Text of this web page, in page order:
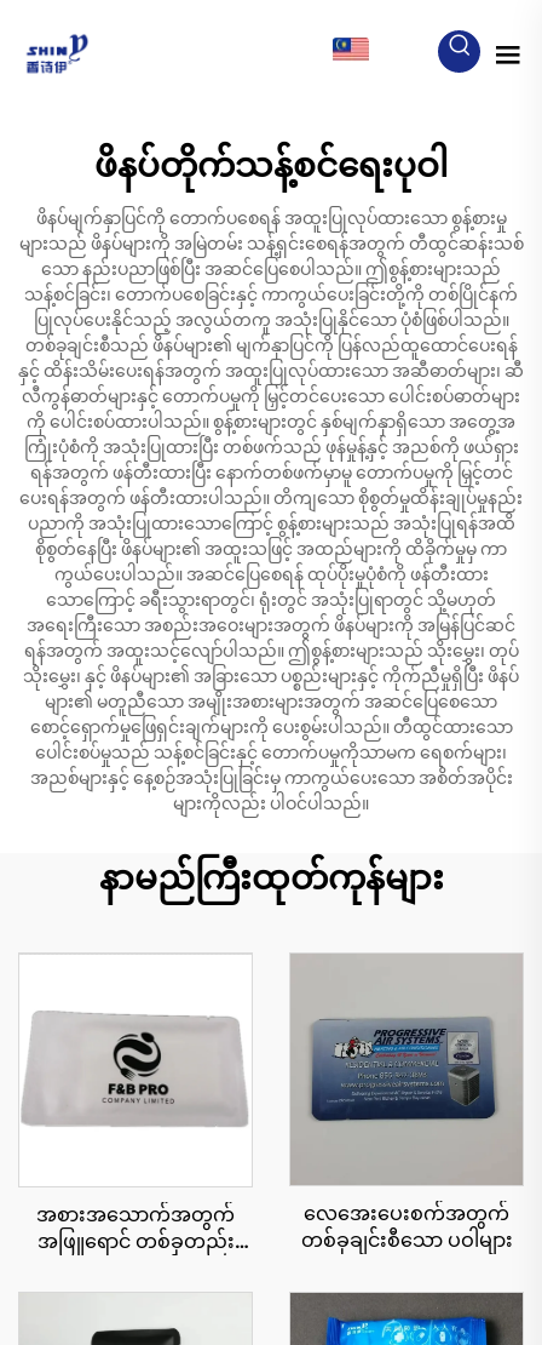
ဖိနပ်တိုက်သန့်စင်ရေးပုဝါ
ဖိနပ်မျက်နှာပြင်ကို တောက်ပစေရန် အထူးပြုလုပ်ထားသော စွန့်စားမှု
များသည် ဖိနပ်များကို အမြဲတမ်း သန့်ရှင်းစေရန်အတွက် တီထွင်ဆန်းသစ်
သော နည်းပညာဖြစ်ပြီး အဆင်ပြေစေပါသည်။ ဤစွန့်စားများသည်
သန့်စင်ခြင်း၊ တောက်ပစေခြင်းနှင့် ကာကွယ်ပေးခြင်းတို့ကို တစ်ပြိုင်နက်
ပြုလုပ်ပေးနိုင်သည့် အလွယ်တကူ အသုံးပြုနိုင်သော ပုံစံဖြစ်ပါသည်။
တစ်ခုချင်းစီသည် ဖိနပ်များ၏ မျက်နှာပြင်ကို ပြန်လည်ထူထောင်ပေးရန်
နှင့် ထိန်းသိမ်းပေးရန်အတွက် အထူးပြုလုပ်ထားသော အဆီဓာတ်များ၊ ဆီ
လီကွန်ဓာတ်များနှင့် တောက်ပမှုကို မြှင့်တင်ပေးသော ပေါင်းစပ်ဓာတ်များ
ကို ပေါင်းစပ်ထားပါသည်။ စွန့်စားများတွင် နှစ်မျက်နှာရှိသော အတွေ့အ
ကြုံးပုံစံကို အသုံးပြုထားပြီး တစ်ဖက်သည် ဖုန်မှုန့်နှင့် အညစ်ကို ဖယ်ရှား
ရန်အတွက် ဖန်တီးထားပြီး နောက်တစ်ဖက်မှာမူ တောက်ပမှုကို မြှင့်တင်
ပေးရန်အတွက် ဖန်တီးထားပါသည်။ တိကျသော စိုစွတ်မှုထိန်းချုပ်မှုနည်း
ပညာကို အသုံးပြုထားသောကြောင့် စွန့်စားများသည် အသုံးပြုရန်အထိ
စိုစွတ်နေပြီး ဖိနပ်များ၏ အထူးသဖြင့် အထည်များကို ထိခိုက်မှုမှ ကာ
ကွယ်ပေးပါသည်။ အဆင်ပြေစေရန် ထုပ်ပိုးမှုပုံစံကို ဖန်တီးထား
သောကြောင့် ခရီးသွားရာတွင်၊ ရုံးတွင် အသုံးပြုရာတွင် သို့မဟုတ်
အရေးကြီးသော အစည်းအဝေးများအတွက် ဖိနပ်များကို အမြန်ပြင်ဆင်
ရန်အတွက် အထူးသင့်လျော်ပါသည်။ ဤစွန့်စားများသည် သိုးမွှေး၊ တုပ်
သိုးမွှေး၊ နှင့် ဖိနပ်များ၏ အခြားသော ပစ္စည်းများနှင့် ကိုက်ညီမှုရှိပြီး ဖိနပ်
များ၏ မတူညီသော အမျိုးအစားများအတွက် အဆင်ပြေစေသော
စောင့်ရှောက်မှုဖြေရှင်းချက်များကို ပေးစွမ်းပါသည်။ တီထွင်ထားသော
ပေါင်းစပ်မှုသည် သန့်စင်ခြင်းနှင့် တောက်ပမှုကိုသာမက ရေစက်များ၊
အညစ်များနှင့် နေ့စဉ်အသုံးပြုခြင်းမှ ကာကွယ်ပေးသော အစိတ်အပိုင်း
များကိုလည်း ပါဝင်ပါသည်။
နာမည်ကြီးထုတ်ကုန်များ
အစားအသောက်အတွက်
အဖြူရောင် တစ်ခုတည်း
လေအေးပေးစက်အတွက်
တစ်ခုချင်းစီသော ပဝါများ